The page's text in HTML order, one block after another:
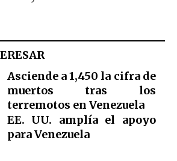
Asciende a 1,450 la cifra de
muertos tras los
terremotos en Venezuela
EE. UU. amplía el apoyo
para Venezuela